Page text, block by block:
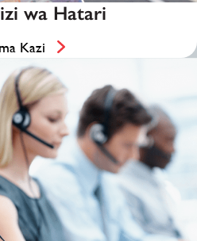
wa Hatari
Kazi